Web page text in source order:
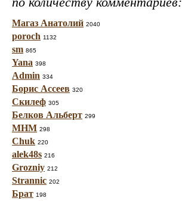
Магаз Анатолий 2040
poroch 1132
sm 865
Yana 398
Admin 334
Борис Ассеев 320
Скилеф 305
Белков Альберт 299
МНМ 298
Chuk 220
alek48s 216
Grozniy 212
Strannic 202
Брат 198